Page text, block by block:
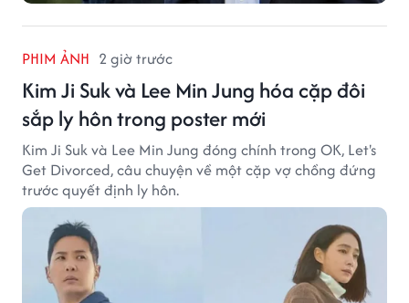
PHIM ẢNH 2 giờ trước
Kim Ji Suk và Lee Min Jung hóa cặp đôi
sắp ly hôn trong poster mới
Kim Ji Suk và Lee Min Jung đóng chính trong OK, Let's
Get Divorced, câu chuyện về một cặp vợ chồng đứng
trước quyết định ly hôn.